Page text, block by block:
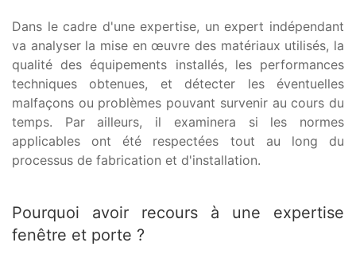
Dans le cadre d'une expertise, un expert indépendant
va analyser la mise en œuvre des matériaux utilisés, la
qualité des équipements installés, les performances
techniques obtenues, et détecter les éventuelles
malfaçons ou problèmes pouvant survenir au cours du
temps. Par ailleurs, il examinera si les normes
applicables ont été respectées tout au long du
processus de fabrication et d'installation.
Pourquoi avoir recours à une expertise
fenêtre et porte ?